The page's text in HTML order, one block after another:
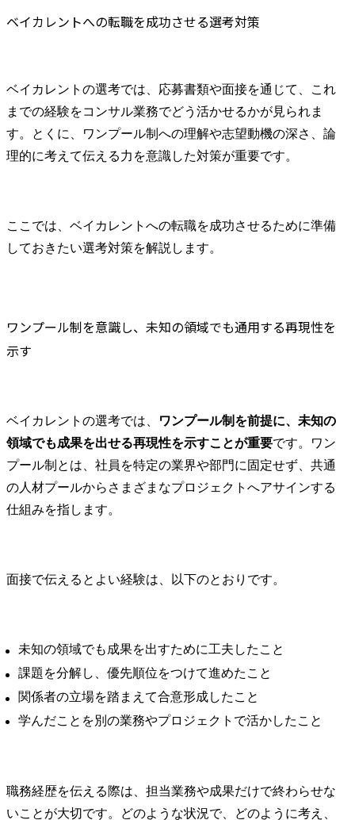
ベイカレントへの転職を成功させる選考対策
ベイカレントの選考では、応募書類や面接を通じて、これ
までの経験をコンサル業務でどう活かせるかが見られま
す。とくに、ワンプール制への理解や志望動機の深さ、論
理的に考えて伝える力を意識した対策が重要です。
ここでは、ベイカレントへの転職を成功させるために準備
しておきたい選考対策を解説します。
ワンプール制を意識し、未知の領域でも通用する再現性を
示す
ベイカレントの選考では、
ワンプール制を前提に、未知の
領域でも成果を出せる再現性を示すことが重要です。ワン
プール制とは、社員を特定の業界や部門に固定せず、共通
の人材プールからさまざまなプロジェクトへアサインする
仕組みを指します。
面接で伝えるとよい経験は、以下のとおりです。
未知の領域でも成果を出すために工夫したこと
課題を分解し、優先順位をつけて進めたこと
関係者の立場を踏まえて合意形成したこと
学んだことを別の業務やプロジェクトで活かしたこと
職務経歴を伝える際は、担当業務や成果だけで終わらせな
いことが大切です。どのような状況で、どのように考え、